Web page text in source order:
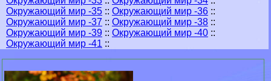
Окружающий мир -35 :: Окружающий мир -36 ::
Окружающий мир -37 :: Окружающий мир -38 ::
Окружающий мир -39 :: Окружающий мир -40 ::
Окружающий мир -41 ::